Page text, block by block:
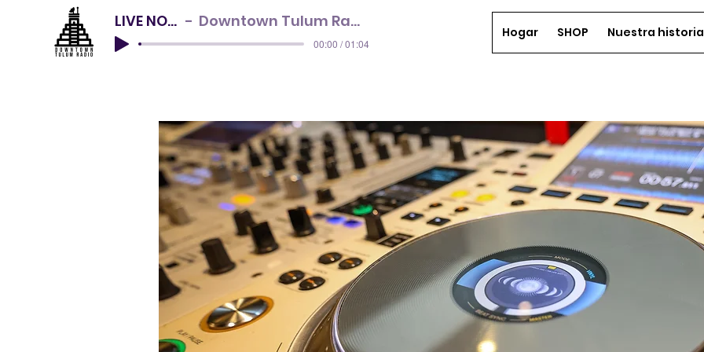
LIVE NOW Downtown Tulum Radio
00:00 / 01:04
Hogar SHOP Nuestra historia